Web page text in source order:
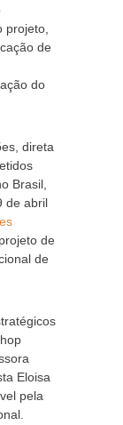
projeto,
de
do
direta
Brasil,
de abril
de
de
Eloisa
pela